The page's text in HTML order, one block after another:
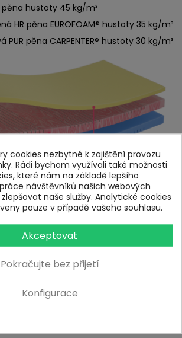
pěna hustoty 45 kg/m³
HR pěna EUROFOAM® hustoty 35 kg/m³
PUR pěna CARPENTER® hustoty 30 kg/m³
pevný i manuálně polohovatelný
že matrace bude působit tužším
cookies nezbytné k zajištění provozu
Rádi bychom využívali také možnosti
které nám na základě lepšího
návštěvníků našich webových
naše služby. Analytické cookies
pouze v případě vašeho souhlasu.
Akceptovat
Pokračujte bez přijetí
Konfigurace